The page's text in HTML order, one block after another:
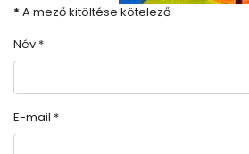
* A mező kitöltése kötelező
Név *
E-mail *